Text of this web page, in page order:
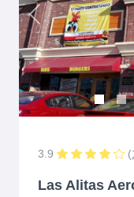
Previous
3.9 (
Las Alitas